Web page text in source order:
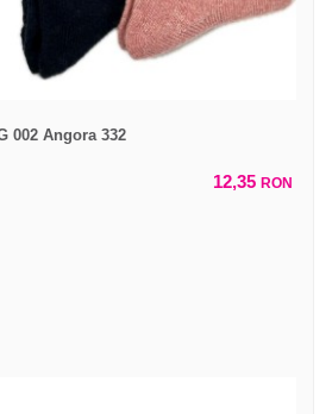
002 Angora 332
12,35 RON